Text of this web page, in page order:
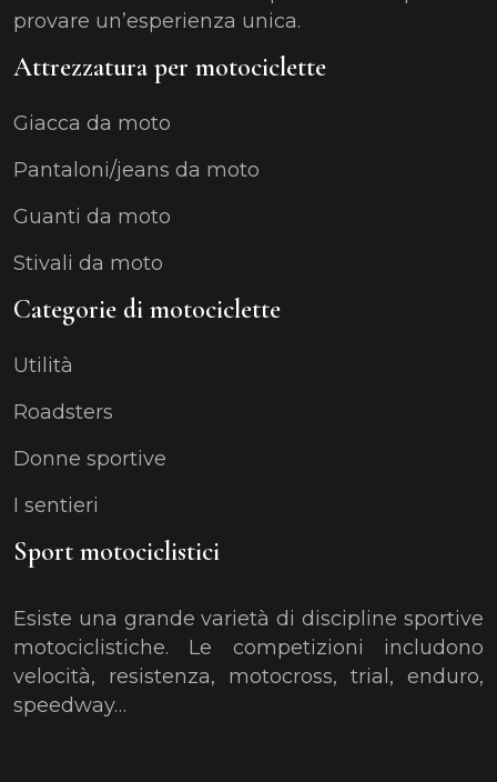
provare un’esperienza unica.
Attrezzatura per motociclette
Giacca da moto
Pantaloni/jeans da moto
Guanti da moto
Stivali da moto
Categorie di motociclette
Utilità
Roadsters
Donne sportive
I sentieri
Sport motociclistici
Esiste una grande varietà di discipline sportive
motociclistiche. Le competizioni includono
velocità, resistenza, motocross, trial, enduro,
speedway…